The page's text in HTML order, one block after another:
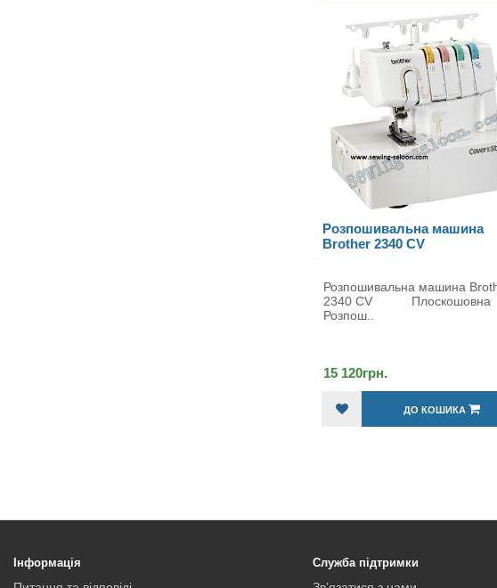
Розпошивальна машина
Brother 2340 CV
Розпошивальна машина
2340 CV Плоскошовна
Розпош..
15 120грн.
ДО КОШИКА
Інформація Служба підтримки